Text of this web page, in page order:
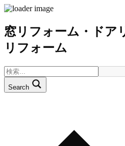
窓リフォーム・ドア
リフォーム
Search